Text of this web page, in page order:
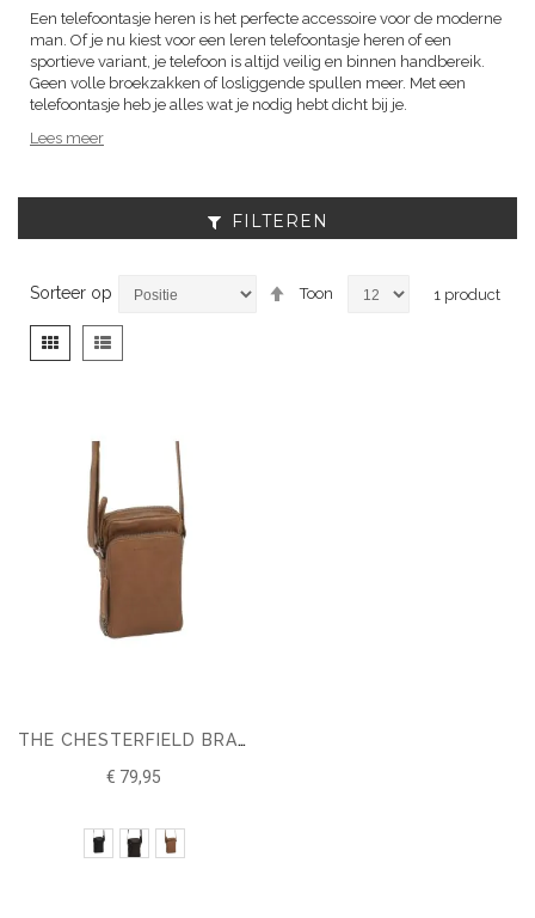
Een telefoontasje heren is het perfecte accessoire voor de moderne
man. Of je nu kiest voor een leren telefoontasje heren of een
sportieve variant, je telefoon is altijd veilig en binnen handbereik.
Geen volle broekzakken of losliggende spullen meer. Met een
telefoontasje heb je alles wat je nodig hebt dicht bij je.
Lees meer
FILTEREN
Sorteer op
Van
Toon 1product
Tonen
als
Foto-
tabel
Lijst
THE CHESTERFIELD BRAND GSM TASJE HAMILTON
€ 79,95